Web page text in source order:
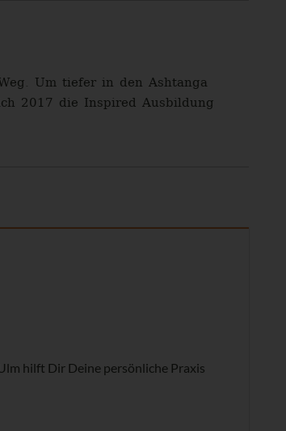
Um tiefer in den Ashtanga
2017 die Inspired Ausbildung
hilft Dir Deine persönliche Praxis